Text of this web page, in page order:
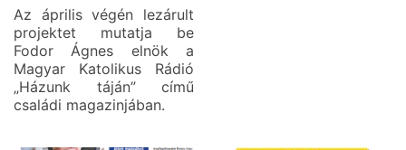
Az április végén lezárult
projektet mutatja be
Fodor Ágnes elnök a
Magyar Katolikus Rádió
„Házunk táján” című
családi magazinjában.